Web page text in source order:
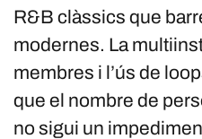
R&B clàssics que
modernes. La
membres i l’ús de
que el nombre de
no sigui un